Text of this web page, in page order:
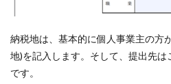
納税地は、基本的に個人事業主の方
地)を記入します。そして、提出先
です。